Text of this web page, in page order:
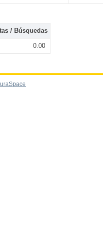
/ Búsquedas
0.00